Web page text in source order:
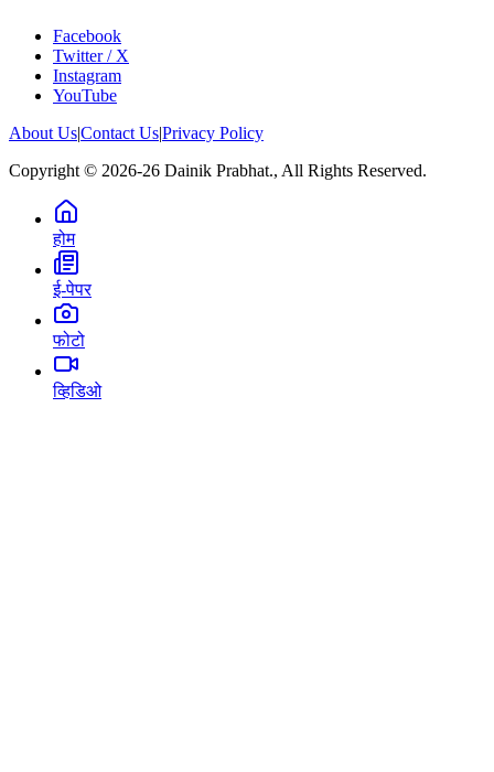
Facebook
Twitter / X
Instagram
YouTube
About UsContact UsPrivacy Policy
Copyright © 2026-26 Dainik Prabhat., All Rights Reserved.
होम
ई-पेपर
फोटो
व्हिडिओ